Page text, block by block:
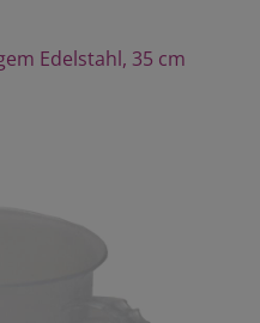
Edelstahl, 35 cm